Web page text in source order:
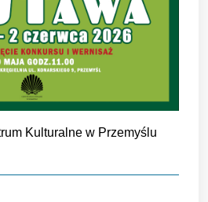
Kulturalne w Przemyślu